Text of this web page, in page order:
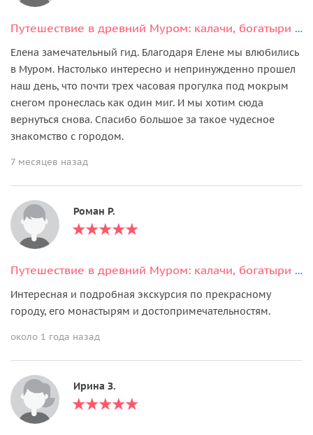
Путешествие в древний Муром: калачи, богатыри и монастыри на Оке
Елена замечательный гид. Благодаря Елене мы влюбились
в Муром. Настолько интересно и непринужденно прошел
наш день, что почти трех часовая прогулка под мокрым
снегом пронеслась как один миг. И мы хотим сюда
вернуться снова. Спасибо большое за такое чудесное
знакомство с городом.
7 месяцев назад
Роман Р.
Путешествие в древний Муром: калачи, богатыри и монастыри на Оке
Интересная и подробная экскурсия по прекрасному
городу, его монастырям и достопримечательностям.
около 1 года назад
Ирина З.